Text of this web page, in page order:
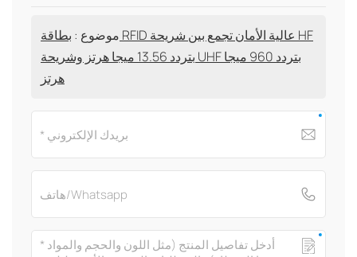
موضوع : بطاقة RFID عالية الأمان تجمع بين شريحة HF
بتردد 13.56 ميجا هرتز وشريحة UHF بتردد 960 ميجا
هرتز